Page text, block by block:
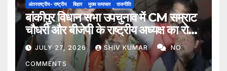
अंतरराष्ट्रीय- राष्ट्रीय बिहार मुख्य समाचार राजनीति
बांकीपुर विधान सभा उपचुनाव में CM सम्राट
चौधरी और बीजेपी के राष्ट्रीय अध्यक्ष का रोड
शोJULY 27, 2026 SHIV KUMAR NO
COMMENTS